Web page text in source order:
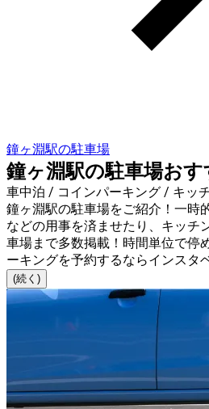
鐘ヶ淵駅の駐車場
鐘ヶ淵駅の駐車場お
車中泊 / コインパーキング / キッ
鐘ヶ淵駅の駐車場をご紹介！一時
などの用事を済ませたり、キッチ
車場まで多数掲載！時間単位で停
ーキングを予約するならインスタ
(続く)